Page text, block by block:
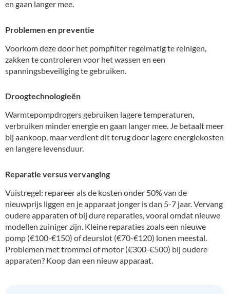
en gaan langer mee.
Problemen en preventie
Voorkom deze door het pompfilter regelmatig te reinigen,
zakken te controleren voor het wassen en een
spanningsbeveiliging te gebruiken.
Droogtechnologieën
Warmtepompdrogers gebruiken lagere temperaturen,
verbruiken minder energie en gaan langer mee. Je betaalt meer
bij aankoop, maar verdient dit terug door lagere energiekosten
en langere levensduur.
Reparatie versus vervanging
Vuistregel: repareer als de kosten onder 50% van de
nieuwprijs liggen en je apparaat jonger is dan 5-7 jaar. Vervang
oudere apparaten of bij dure reparaties, vooral omdat nieuwe
modellen zuiniger zijn. Kleine reparaties zoals een nieuwe
pomp (€100-€150) of deurslot (€70-€120) lonen meestal.
Problemen met trommel of motor (€300-€500) bij oudere
apparaten? Koop dan een nieuw apparaat.